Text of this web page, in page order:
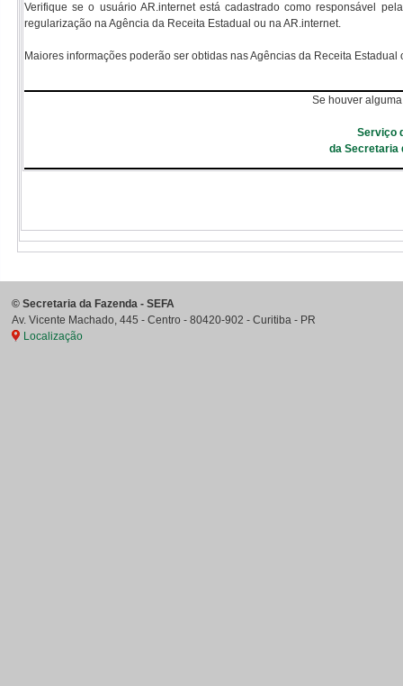
Verifique se o usuário AR.internet está cadastrado como responsável
regularização na Agência da Receita Estadual ou na AR.internet.
Maiores informações poderão ser obtidas nas Agências da Receita
Se houver
Serviço
da Secretaria
© Secretaria da Fazenda - SEFA
Av. Vicente Machado, 445 - Centro - 80420-902 - Curitiba - PR
Localização